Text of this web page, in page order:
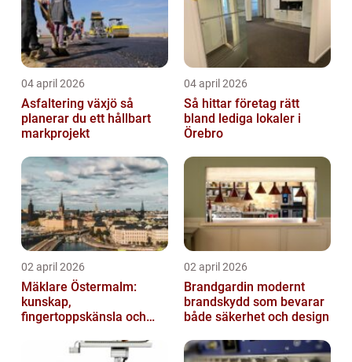
04 april 2026
Asfaltering växjö så
planerar du ett hållbart
markprojekt
04 april 2026
Så hittar företag rätt
bland lediga lokaler i
Örebro
02 april 2026
Mäklare Östermalm:
kunskap,
fingertoppskänsla och
02 april 2026
Brandgardin modernt
brandskydd som bevarar
både säkerhet och design